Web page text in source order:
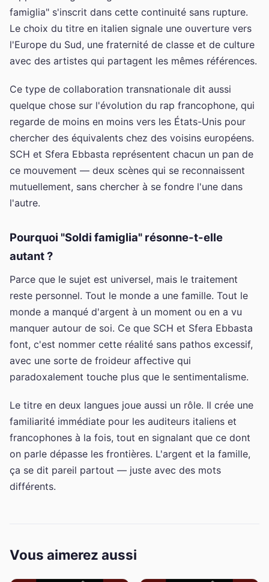
famiglia" s'inscrit dans cette continuité sans rupture.
Le choix du titre en italien signale une ouverture vers
l'Europe du Sud, une fraternité de classe et de culture
avec des artistes qui partagent les mêmes références.
Ce type de collaboration transnationale dit aussi
quelque chose sur l'évolution du rap francophone, qui
regarde de moins en moins vers les États-Unis pour
chercher des équivalents chez des voisins européens.
SCH et Sfera Ebbasta représentent chacun un pan de
ce mouvement — deux scènes qui se reconnaissent
mutuellement, sans chercher à se fondre l'une dans
l'autre.
Pourquoi "Soldi famiglia" résonne-t-elle
autant ?
Parce que le sujet est universel, mais le traitement
reste personnel. Tout le monde a une famille. Tout le
monde a manqué d'argent à un moment ou en a vu
manquer autour de soi. Ce que SCH et Sfera Ebbasta
font, c'est nommer cette réalité sans pathos excessif,
avec une sorte de froideur affective qui
paradoxalement touche plus que le sentimentalisme.
Le titre en deux langues joue aussi un rôle. Il crée une
familiarité immédiate pour les auditeurs italiens et
francophones à la fois, tout en signalant que ce dont
on parle dépasse les frontières. L'argent et la famille,
ça se dit pareil partout — juste avec des mots
différents.
Vous aimerez aussi